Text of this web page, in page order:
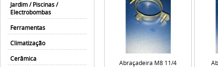
Jardim / Piscinas /
Electrobombas
Ferramentas
Climatização
Cerâmica
Abraçadeira M8 11/4